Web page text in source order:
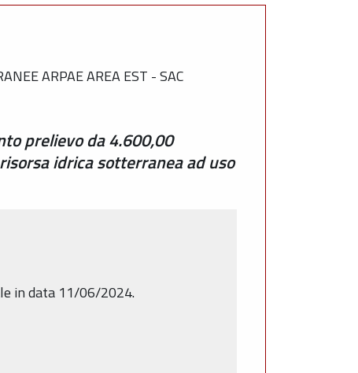
ARPAE AREA EST - SAC
prelievo da 4.600,00
idrica sotterranea ad uso
in data 11/06/2024.